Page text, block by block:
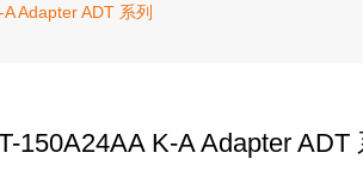
Adapter ADT 系列
150A24AA K-A Adapter ADT